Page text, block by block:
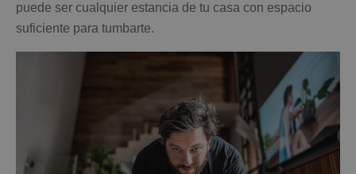
puede ser cualquier estancia de tu casa con espacio
suficiente para tumbarte.